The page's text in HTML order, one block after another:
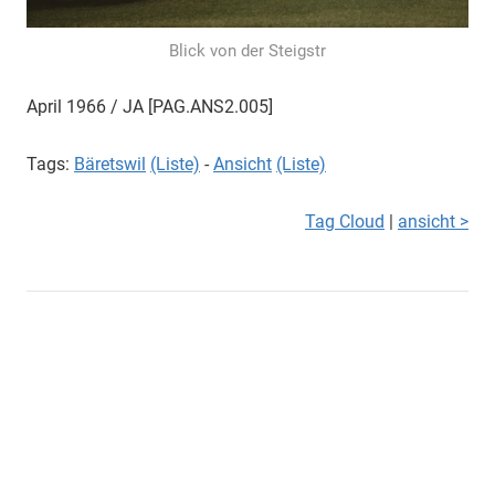
Blick von der Steigstr
April 1966 / JA [PAG.ANS2.005]
Tags: Bäretswil (Liste) - Ansicht (Liste)
Tag Cloud ansicht >